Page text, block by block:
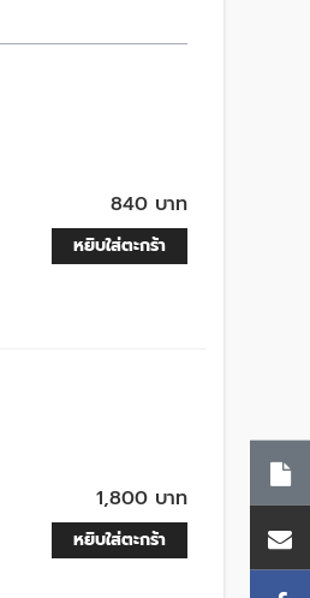
840 บาท
หยิบใส่ตะกร้า
1,800 บาท
หยิบใส่ตะกร้า